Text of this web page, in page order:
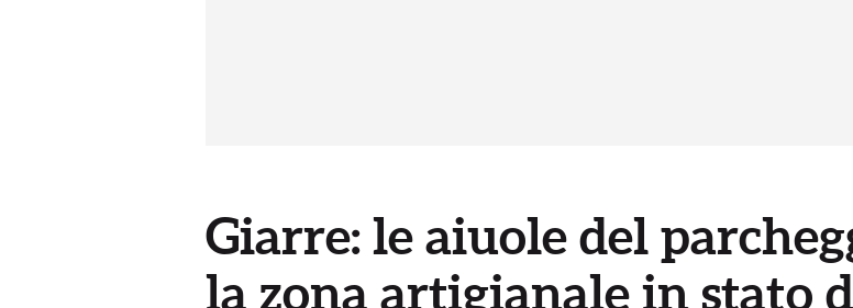
Giarre: le aiuole del
la zona artigianale in stato